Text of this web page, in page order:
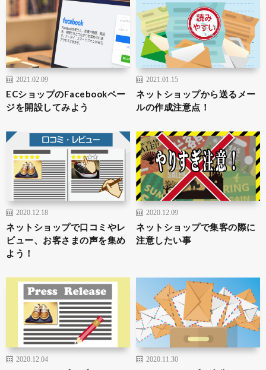
2021.02.09
ECショップのFacebookペー
ジを開設してみよう
2021.01.15
ネットショップから送るメー
ルの作成注意点！
2020.12.18
ネットショップで口コミやレ
ビュー、お客さまの声を集め
よう！
2020.12.09
ネットショップで集客の際に
注意したい事
2020.12.04 2020.11.30